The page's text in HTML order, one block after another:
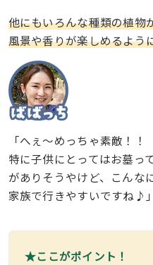
他にもいろんな種類の植物
風景や香りが楽しめるよう
「へぇ〜めっちゃ素敵！！
特に子供にとってはお墓っ
がありそうやけど、こんな
家族で行きやすいですね♪」
★ここがポイント！